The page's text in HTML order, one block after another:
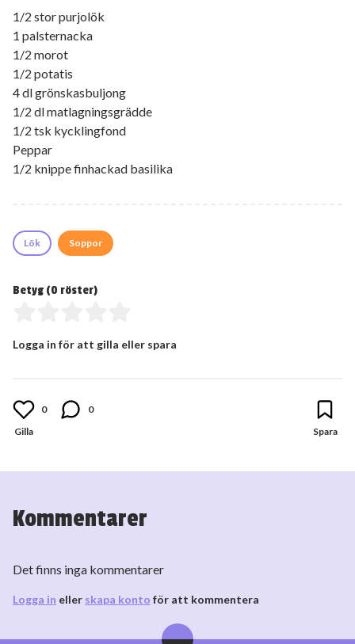
1/2 stor purjolök
1 palsternacka
1/2 morot
1/2 potatis
4 dl grönskasbuljong
1/2 dl matlagningsgrädde
1/2 tsk kycklingfond
Peppar
1/2 knippe finhackad basilika
Lök Soppor
Betyg (0 röster)
Logga in för att gilla eller spara
0 0
Kommentarer
Det finns inga kommentarer
Logga in eller skapa konto för att kommentera